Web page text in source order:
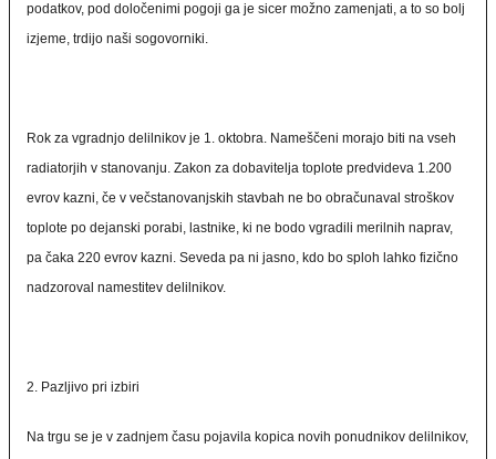
podatkov, pod določenimi pogoji ga je sicer možno zamenjati, a to so bolj
izjeme, trdijo naši sogovorniki.
Rok za vgradnjo delilnikov je 1. oktobra. Nameščeni morajo biti na vseh
radiatorjih v stanovanju. Zakon za dobavitelja toplote predvideva 1.200
evrov kazni, če v večstanovanjskih stavbah ne bo obračunaval stroškov
toplote po dejanski porabi, lastnike, ki ne bodo vgradili merilnih naprav,
pa čaka 220 evrov kazni. Seveda pa ni jasno, kdo bo sploh lahko fizično
nadzoroval namestitev delilnikov.
2. Pazljivo pri izbiri
Na trgu se je v zadnjem času pojavila kopica novih ponudnikov delilnikov,